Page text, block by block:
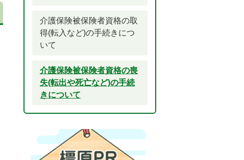
介護保険被保険者資格の取
得(転入など)の手続きにつ
いて
介護保険被保険者資格の喪
失(転出や死亡など)の手続
きについて
2
枚